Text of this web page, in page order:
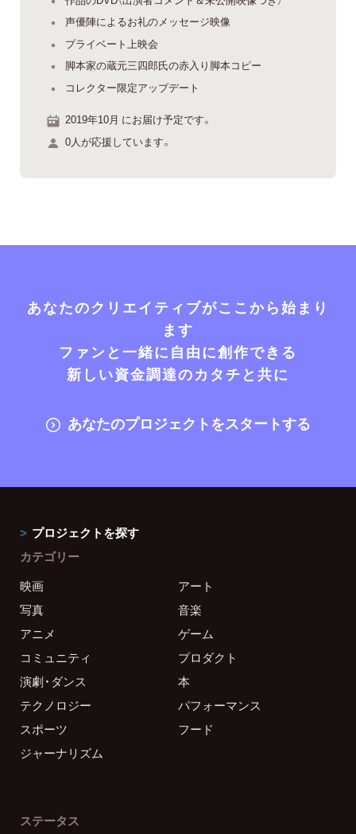
声優陣によるお礼のメッセージ映像
プライベート上映会
脚本家の蔵元三四郎氏の赤入り脚本コピー
コレクター限定アップデート
2019年10月 にお届け予定です。
0人が応援しています。
あなたのクリエイティブがここから始まり
ます
ファンと一緒に自由に創作できる
新しい資金調達のカタチと共に
あなたのプロジェクトをスタートする
プロジェクトを探す
カテゴリー
映画
アート
写真
音楽
アニメ
ゲーム
コミュニティ
プロダクト
演劇・ダンス
本
テクノロジー
パフォーマンス
スポーツ
フード
ジャーナリズム
ステータス